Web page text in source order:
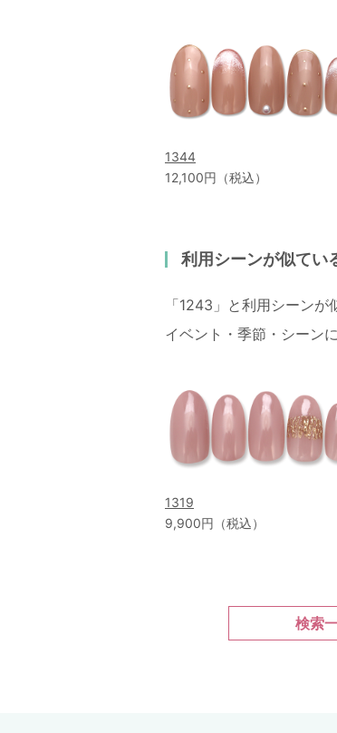
1344
12,100円（税込）
利用シーンが似てい
「1243」と利用シーンが
イベント・季節・シーン
1319
9,900円（税込）
検索